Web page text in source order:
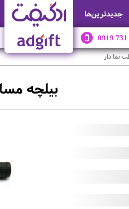
جديدترين‌ها
0919 731
نما دار
بیلچه